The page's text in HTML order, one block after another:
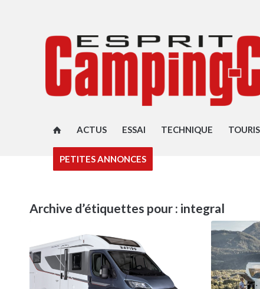
ACTUS ESSAI TECHNIQUE
PETITES ANNONCES
Archive d’étiquettes pour : integral